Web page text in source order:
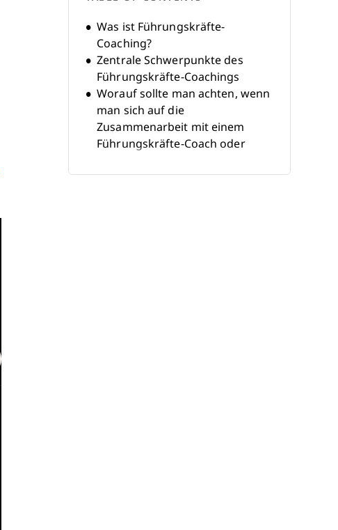
Was ist Führungskräfte-
Coaching?
Zentrale Schwerpunkte des
Führungskräfte-Coachings
Worauf sollte man achten, wenn
man sich auf die
Zusammenarbeit mit einem
Führungskräfte-Coach oder
vorbereitet?